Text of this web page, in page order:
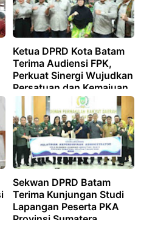
Ketua DPRD Kota Batam
Terima Audiensi FPK,
Perkuat Sinergi Wujudkan
Persatuan dan Kemajuan
Daerah
Sekwan DPRD Batam
Terima Kunjungan Studi
Lapangan Peserta PKA
Provinsi Sumatera